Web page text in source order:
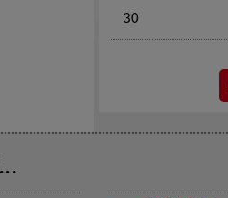
30